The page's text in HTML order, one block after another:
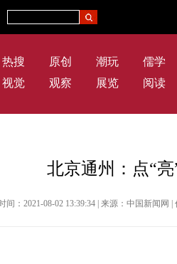
热搜 原创 潮玩 儒学
视觉
观察 展览 阅读
北京通州：点“
间：2021-08-02 13:39:34 | 来源：中国新闻网